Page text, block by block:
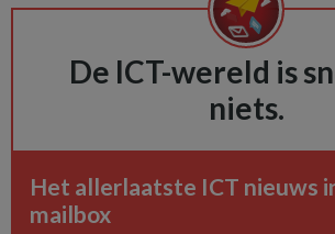
De ICT-wereld is
niets.
Het allerlaatste ICT nieuws
mailbox